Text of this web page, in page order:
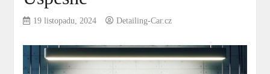
19 listopadu, 2024 Detailing-Car.cz